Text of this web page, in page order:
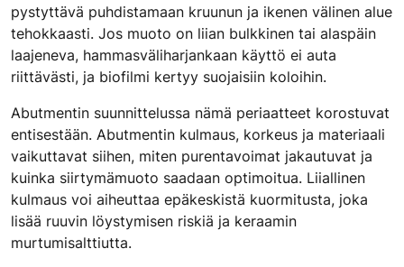
pystyttävä puhdistamaan kruunun ja ikenen välinen alue
tehokkaasti. Jos muoto on liian bulkkinen tai alaspäin
laajeneva, hammasväliharjankaan käyttö ei auta
riittävästi, ja biofilmi kertyy suojaisiin koloihin.
Abutmentin suunnittelussa nämä periaatteet korostuvat
entisestään. Abutmentin kulmaus, korkeus ja materiaali
vaikuttavat siihen, miten purentavoimat jakautuvat ja
kuinka siirtymämuoto saadaan optimoitua. Liiallinen
kulmaus voi aiheuttaa epäkeskistä kuormitusta, joka
lisää ruuvin löystymisen riskiä ja keraamin
murtumisalttiutta.